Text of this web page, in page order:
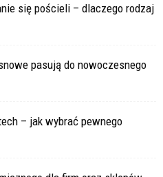
się pościeli – dlaczego rodzaj
pasują do nowoczesnego
– jak wybrać pewnego